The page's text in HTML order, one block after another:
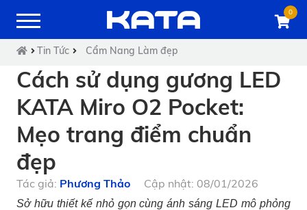
0
Tin Tức Cẩm Nang Làm đẹp
Cách sử dụng gương LED
KATA Miro O2 Pocket:
Mẹo trang điểm chuẩn
đẹp
Tác giả: Phương Thảo Cập nhật: 08/01/2026
Sở hữu thiết kế nhỏ gọn cùng ánh sáng LED mô phỏng